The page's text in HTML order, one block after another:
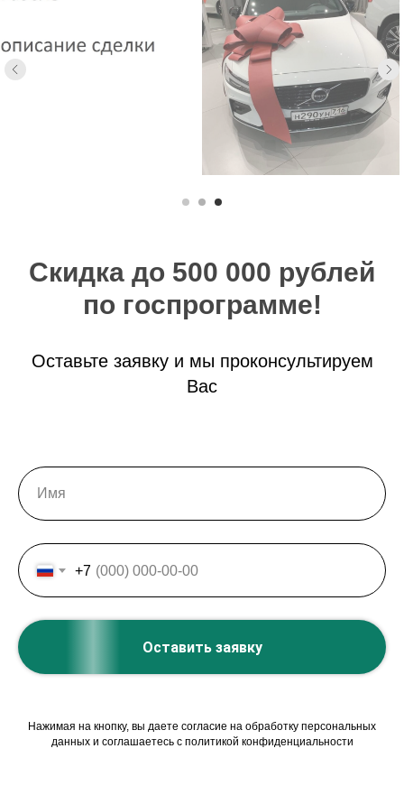
Скидка до 500 000 рублей
по госпрограмме!
Оставьте заявку и мы проконсультируем
Вас
+7
Оставить заявку
Нажимая на кнопку, вы даете согласие на обработку персональных
данных и соглашаетесь c политикой конфиденциальности